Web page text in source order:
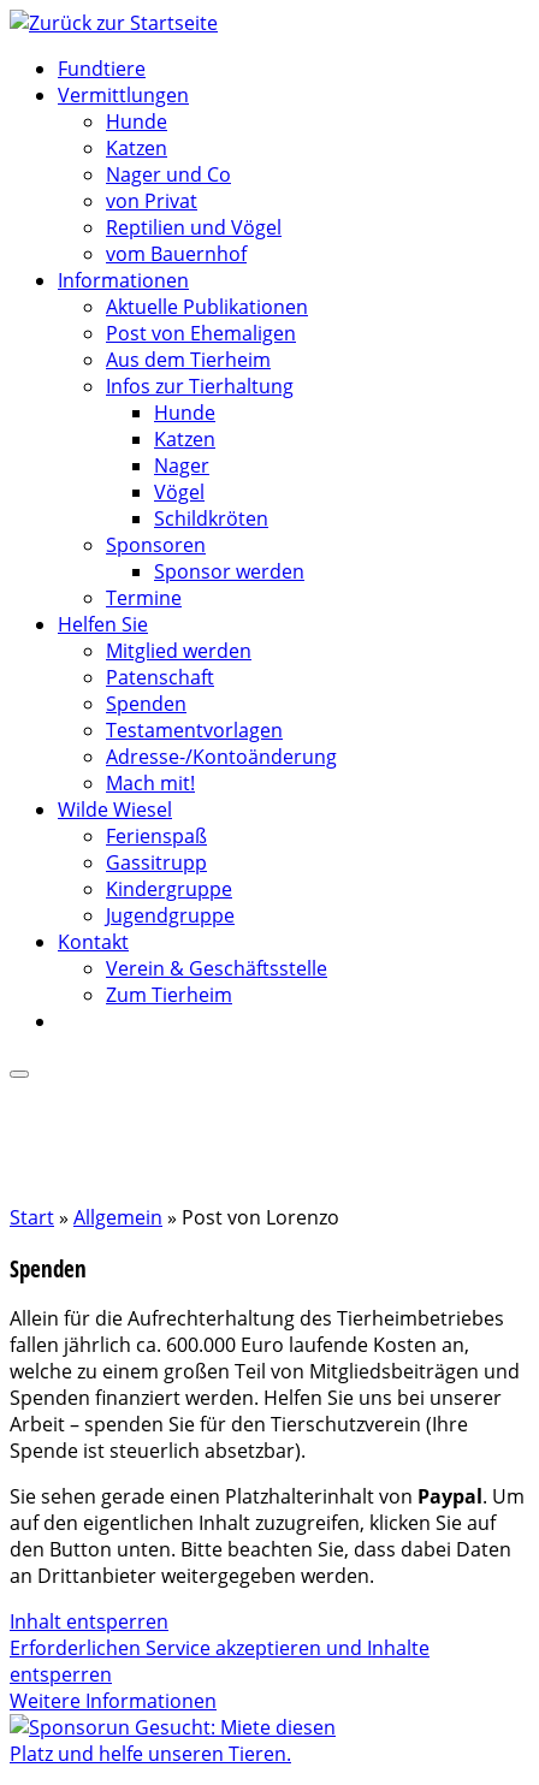
Zum
springenFundtiere
Vermittlungen
Hunde
Katzen
Nager und Co
von Privat
Reptilien und Vögel
vom Bauernhof
Informationen
Aktuelle Publikationen
Post von Ehemaligen
Aus dem Tierheim
Infos zur Tierhaltung
Hunde
Katzen
Nager
Vögel
Schildkröten
Sponsoren
Sponsor werden
Termine
Helfen Sie
Mitglied werden
Patenschaft
Spenden
Testamentvorlagen
Adresse-/Kontoänderung
Mach mit!
Wilde Wiesel
Ferienspaß
Gassitrupp
Kindergruppe
Jugendgruppe
Kontakt
Verein & Geschäftsstelle
Zum Tierheim
Start» Allgemein » Post von Lorenzo
Spenden
Allein für die Aufrechterhaltung des Tierheimbetriebes
fallen jährlich ca. 600.000 Euro laufende Kosten an,
welche zu einem großen Teil von Mitgliedsbeiträgen und
Spenden finanziert werden. Helfen Sie uns bei unserer
Arbeit – spenden Sie für den Tierschutzverein (Ihre
Spende ist steuerlich absetzbar).
Sie sehen gerade einen Platzhalterinhalt von Paypal. Um
auf den eigentlichen Inhalt zuzugreifen, klicken Sie auf
den Button unten. Bitte beachten Sie, dass dabei Daten
an Drittanbieter weitergegeben werden.
Inhalt entsperren
Erforderlichen Service akzeptieren und Inhalte
entsperren
Weitere Informationen